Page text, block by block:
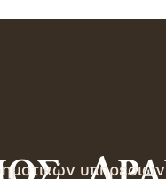
υπηρεσιών